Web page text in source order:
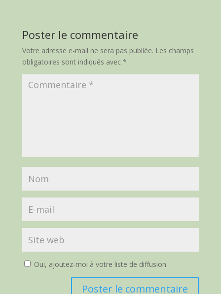
Poster le commentaire
Votre adresse e-mail ne sera pas publiée. Les champs
obligatoires sont indiqués avec *
Oui, ajoutez-moi à votre liste de diffusion.